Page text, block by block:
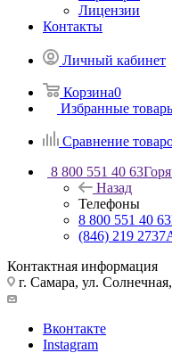
Лицензии
Контакты
Личный кабинет
Корзина0
Избранные
Сравнение
8 800 551 40 63
Назад
Телефоны
8 800 551 40 63
(846) 219 2737
Контактная информация
г. Самара, ул.
Вконтакте
Instagram